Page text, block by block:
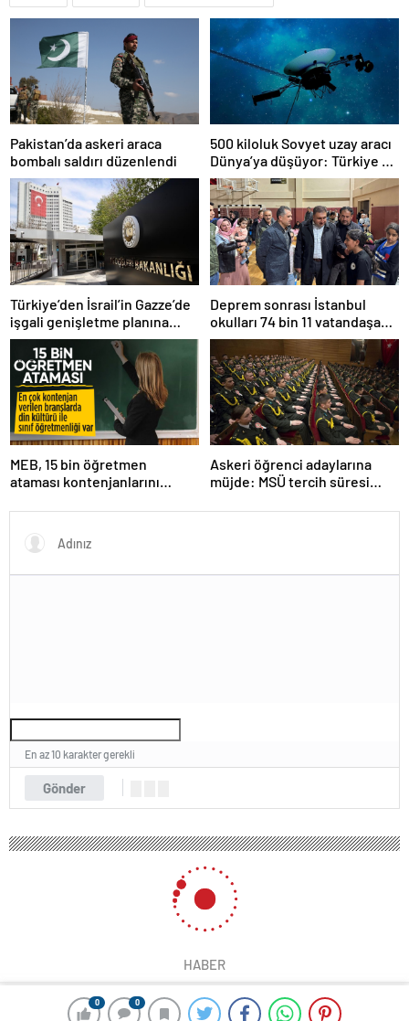
0 0
Pakistan’da askeri araca
bombalı saldırı düzenlendi
500 kiloluk Sovyet uzay aracı
Dünya’ya düşüyor: Türkiye de
risk altında
Türkiye’den İsrail’in Gazze’de
işgali genişletme planına
tepki
Deprem sonrası İstanbul
okulları 74 bin 11 vatandaşa
kapısını açtı
MEB, 15 bin öğretmen
ataması kontenjanlarını
Askeri öğrenci adaylarına
müjde: MSÜ tercih süresi
Gönder
En az 10 karakter gerekli
HABER